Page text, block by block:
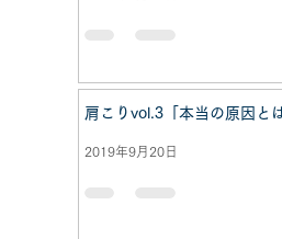
肩こりvol.3「本当の原因と
2019年9月20日